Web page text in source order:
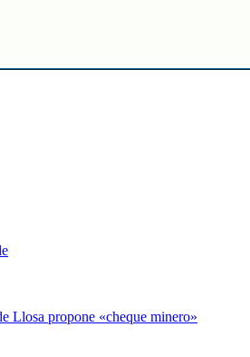
Llosa propone «cheque minero»